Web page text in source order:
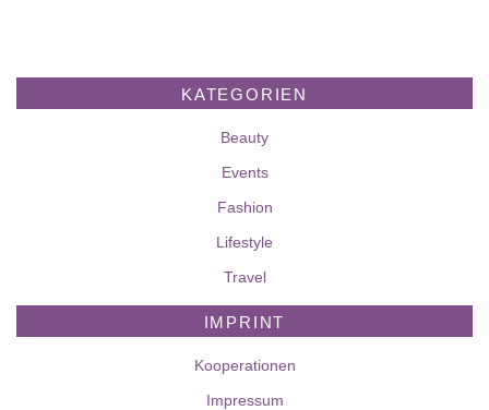
KATEGORIEN
Beauty
Events
Fashion
Lifestyle
Travel
IMPRINT
Kooperationen
Impressum